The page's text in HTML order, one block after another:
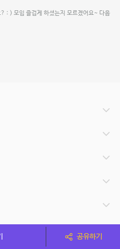
: ) 모임 즐겁게 하셨는지 모르겠어요~ 다음
공유하기